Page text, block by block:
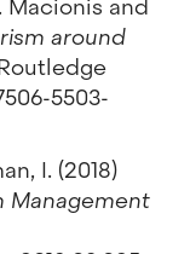
Macionis and
around
5503-
I. (2018)
Management